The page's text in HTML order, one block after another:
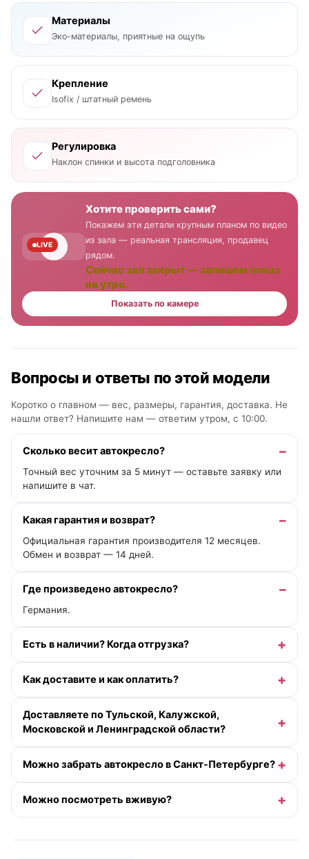
Материалы
Эко-материалы, приятные на ощупь
Крепление
Isofix / штатный ремень
Регулировка
Наклон спинки и высота подголовника
LIVE
Хотите проверить сами?
Покажем эти детали крупным планом по видео
из зала — реальная трансляция, продавец
рядом.
Сейчас зал закрыт — запишем показ
на утро.
Показать по камере
Вопросы и ответы по этой модели
Коротко о главном — вес, размеры, гарантия, доставка. Не
нашли ответ? Напишите нам — ответим утром, с 10:00.
Сколько весит автокресло?
Точный вес уточним за 5 минут — оставьте заявку или
напишите в чат.
Какая гарантия и возврат?
Официальная гарантия производителя 12 месяцев.
Обмен и возврат — 14 дней.
Где произведено автокресло?
Германия.
Есть в наличии? Когда отгрузка?
Как доставите и как оплатить?
Доставляете по Тульской, Калужской,
Московской и Ленинградской области?
Можно забрать автокресло в Санкт-Петербурге?
Можно посмотреть вживую?